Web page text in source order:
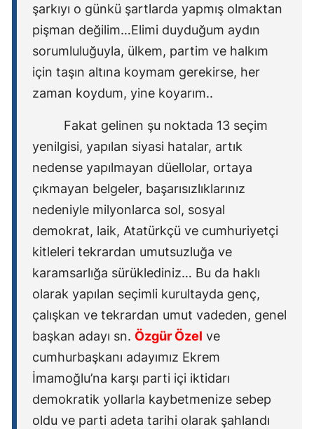
şarkıyı o günkü şartlarda yapmış olmaktan
pişman değilim…Elimi duyduğum aydın
sorumluluğuyla, ülkem, partim ve halkım
için taşın altına koymam gerekirse, her
zaman koydum, yine koyarım..
Fakat gelinen şu noktada 13 seçim
yenilgisi, yapılan siyasi hatalar, artık
nedense yapılmayan düellolar, ortaya
çıkmayan belgeler, başarısızlıklarınız
nedeniyle milyonlarca sol, sosyal
demokrat, laik, Atatürkçü ve cumhuriyetçi
kitleleri tekrardan umutsuzluğa ve
karamsarlığa sürüklediniz… Bu da haklı
olarak yapılan seçimli kurultayda genç,
çalışkan ve tekrardan umut vadeden, genel
başkan adayı sn. Özgür Özel ve
cumhurbaşkanı adayımız Ekrem
İmamoğlu’na karşı parti içi iktidarı
demokratik yollarla kaybetmenize sebep
oldu ve parti adeta tarihi olarak şahlandı